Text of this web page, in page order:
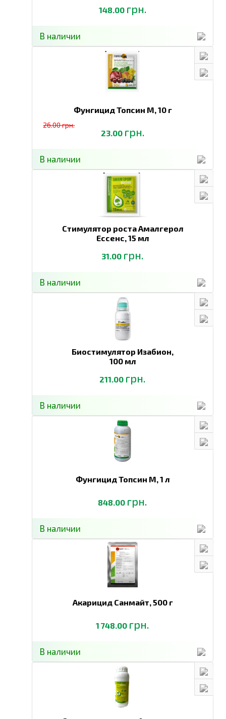
148.00 грн.
В наличии
Фунгицид Топсин М,10 г
23.00 грн.
26.00 грн.
В наличии
Стимулятор роста Амалгерол
Ессенс,15 мл
31.00 грн.
В наличии
Биостимулятор Изабион,
100 мл
211.00 грн.
В наличии
Фунгицид Топсин М,1 л
848.00 грн.
В наличии
Акарицид Санмайт,500 г
1 748.00 грн.
В наличии